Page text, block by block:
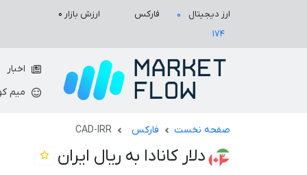
ارز دیجیتال ۰
فارکس
۱۷۴
ارزش بازار ۰
اخبار
میم
صفحه نخست فارکس CAD-IRR
دلار کانادا به ریال ایران